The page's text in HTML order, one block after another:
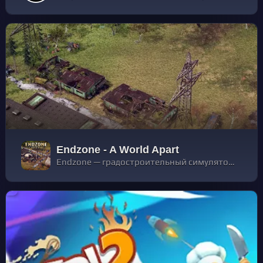
Endzone - A World Apart
Endzone — градостроительный симулятор о возрождении цивилизации после ядерной катастрофы. Дайте дом своим согражданам и помогите им выжить на руинах старого мира, невзирая на радиацию, ядовитые дожди, песчаные бури и засухи.